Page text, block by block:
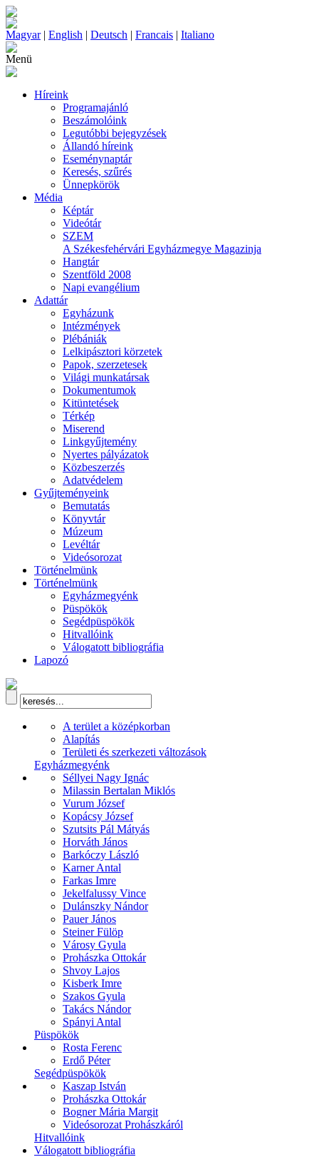
Magyar| English | Deutsch | Francais | Italiano
Menü
Híreink
Programajánló
Beszámolóink
Legutóbbi bejegyzések
Állandó híreink
Eseménynaptár
Keresés, szűrés
Ünnepkörök
Média
Képtár
Videótár
SZEM
A Székesfehérvári Egyházmegye Magazinja
Hangtár
Szentföld 2008
Napi evangélium
Adattár
Egyházunk
Intézmények
Plébániák
Lelkipásztori körzetek
Papok, szerzetesek
Világi munkatársak
Dokumentumok
Kitüntetések
Térkép
Miserend
Linkgyűjtemény
Nyertes pályázatok
Közbeszerzés
Adatvédelem
Gyűjteményeink
Bemutatás
Könyvtár
Múzeum
Levéltár
Videósorozat
Történelmünk
Történelmünk
Egyházmegyénk
Püspökök
Segédpüspökök
Hitvallóink
Válogatott bibliográfia
Lapozó
A terület a középkorban
Alapítás
Területi és szerkezeti változások
Egyházmegyénk
Séllyei Nagy Ignác
Milassin Bertalan Miklós
Vurum József
Kopácsy József
Szutsits Pál Mátyás
Horváth János
Barkóczy László
Karner Antal
Farkas Imre
Jekelfalussy Vince
Dulánszky Nándor
Pauer János
Steiner Fülöp
Városy Gyula
Prohászka Ottokár
Shvoy Lajos
Kisberk Imre
Szakos Gyula
Takács Nándor
Spányi Antal
Püspökök
Rosta Ferenc
Erdő Péter
Segédpüspökök
Kaszap István
Prohászka Ottokár
Bogner Mária Margit
Videósorozat Prohászkáról
Hitvallóink
Válogatott bibliográfia